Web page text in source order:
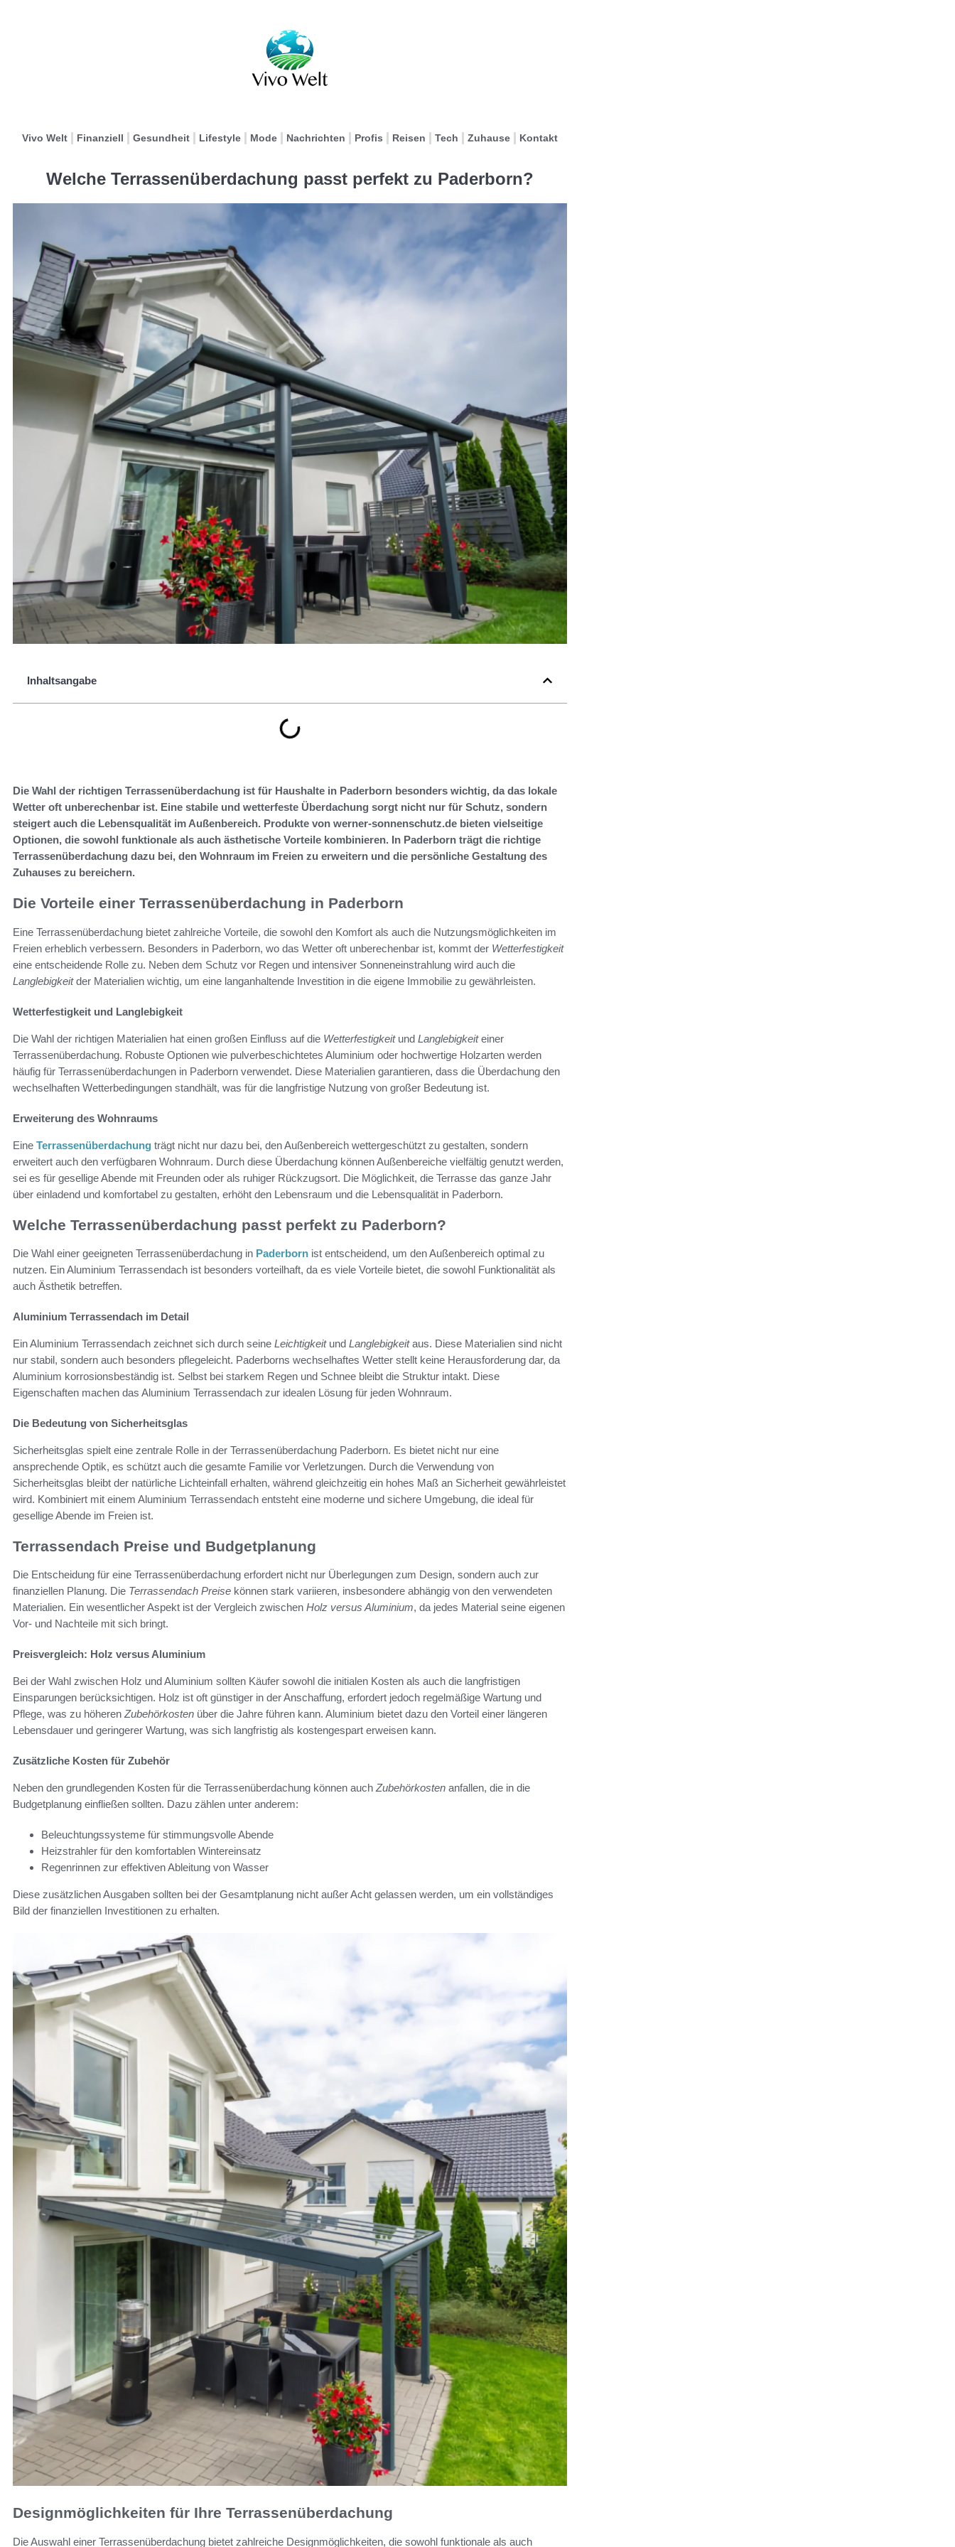
Vivo Welt Finanziell Gesundheit Lifestyle Mode Nachrichten Profis Reisen Tech Zuhause Kontakt
Welche Terrassenüberdachung passt perfekt zu Paderborn?
Inhaltsangabe
Die Wahl der richtigen Terrassenüberdachung ist für Haushalte in Paderborn besonders wichtig, da das lokale
Wetter oft unberechenbar ist. Eine stabile und wetterfeste Überdachung sorgt nicht nur für Schutz, sondern
steigert auch die Lebensqualität im Außenbereich. Produkte von werner-sonnenschutz.de bieten vielseitige
Optionen, die sowohl funktionale als auch ästhetische Vorteile kombinieren. In Paderborn trägt die richtige
Terrassenüberdachung dazu bei, den Wohnraum im Freien zu erweitern und die persönliche Gestaltung des
Zuhauses zu bereichern.
Die Vorteile einer Terrassenüberdachung in Paderborn
Eine Terrassenüberdachung bietet zahlreiche Vorteile, die sowohl den Komfort als auch die Nutzungsmöglichkeiten im
Freien erheblich verbessern. Besonders in Paderborn, wo das Wetter oft unberechenbar ist, kommt der Wetterfestigkeit
eine entscheidende Rolle zu. Neben dem Schutz vor Regen und intensiver Sonneneinstrahlung wird auch die
Langlebigkeitder Materialien wichtig, um eine langanhaltende Investition in die eigene Immobilie zu gewährleisten.
Wetterfestigkeit und Langlebigkeit
Die Wahl der richtigen Materialien hat einen großen Einfluss auf die Wetterfestigkeitund Langlebigkeiteiner
Terrassenüberdachung. Robuste Optionen wie pulverbeschichtetes Aluminium oder hochwertige Holzarten werden
häufig für Terrassenüberdachungen in Paderborn verwendet. Diese Materialien garantieren, dass die Überdachung den
wechselhaften Wetterbedingungen standhält, was für die langfristige Nutzung von großer Bedeutung ist.
Erweiterung des Wohnraums
Eine Terrassenüberdachung trägt nicht nur dazu bei, den Außenbereich wettergeschützt zu gestalten, sondern
erweitert auch den verfügbaren Wohnraum. Durch diese Überdachung können Außenbereiche vielfältig genutzt werden,
sei es für gesellige Abende mit Freunden oder als ruhiger Rückzugsort. Die Möglichkeit, die Terrasse das ganze Jahr
über einladend und komfortabel zu gestalten, erhöht den Lebensraum und die Lebensqualität in Paderborn.
Welche Terrassenüberdachung passt perfekt zu Paderborn?
Die Wahl einer geeigneten Terrassenüberdachung in Paderborn ist entscheidend, um den Außenbereich optimal zu
nutzen. Ein Aluminium Terrassendach ist besonders vorteilhaft, da es viele Vorteile bietet, die sowohl Funktionalität als
auch Ästhetik betreffen.
Aluminium Terrassendach im Detail
Ein Aluminium Terrassendach zeichnet sich durch seine Leichtigkeitund Langlebigkeitaus. Diese Materialien sind nicht
nur stabil, sondern auch besonders pflegeleicht. Paderborns wechselhaftes Wetter stellt keine Herausforderung dar, da
Aluminium korrosionsbeständig ist. Selbst bei starkem Regen und Schnee bleibt die Struktur intakt. Diese
Eigenschaften machen das Aluminium Terrassendach zur idealen Lösung für jeden Wohnraum.
Die Bedeutung von Sicherheitsglas
Sicherheitsglas spielt eine zentrale Rolle in der Terrassenüberdachung Paderborn. Es bietet nicht nur eine
ansprechende Optik, es schützt auch die gesamte Familie vor Verletzungen. Durch die Verwendung von
Sicherheitsglas bleibt der natürliche Lichteinfall erhalten, während gleichzeitig ein hohes Maß an Sicherheit gewährleistet
wird. Kombiniert mit einem Aluminium Terrassendach entsteht eine moderne und sichere Umgebung, die ideal für
gesellige Abende im Freien ist.
Terrassendach Preise und Budgetplanung
Die Entscheidung für eine Terrassenüberdachung erfordert nicht nur Überlegungen zum Design, sondern auch zur
finanziellen Planung. Die Terrassendach Preise können stark variieren, insbesondere abhängig von den verwendeten
Materialien. Ein wesentlicher Aspekt ist der Vergleich zwischen Holz versus Aluminium, da jedes Material seine eigenen
Vor- und Nachteile mit sich bringt.
Preisvergleich: Holz versus Aluminium
Bei der Wahl zwischen Holz und Aluminium sollten Käufer sowohl die initialen Kosten als auch die langfristigen
Einsparungen berücksichtigen. Holz ist oft günstiger in der Anschaffung, erfordert jedoch regelmäßige Wartung und
Pflege, was zu höheren Zubehörkosten über die Jahre führen kann. Aluminium bietet dazu den Vorteil einer längeren
Lebensdauer und geringerer Wartung, was sich langfristig als kostengespart erweisen kann.
Zusätzliche Kosten für Zubehör
Neben den grundlegenden Kosten für die Terrassenüberdachung können auch Zubehörkosten anfallen, die in die
Budgetplanung einfließen sollten. Dazu zählen unter anderem:
Beleuchtungssysteme für stimmungsvolle Abende
Heizstrahler für den komfortablen Wintereinsatz
Regenrinnen zur effektiven Ableitung von Wasser
Diese zusätzlichen Ausgaben sollten bei der Gesamtplanung nicht außer Acht gelassen werden, um ein vollständiges
Bild der finanziellen Investitionen zu erhalten.
Designmöglichkeiten für Ihre Terrassenüberdachung
Die Auswahl einer Terrassenüberdachung bietet zahlreiche Designmöglichkeiten, die sowohl funktionale als auch